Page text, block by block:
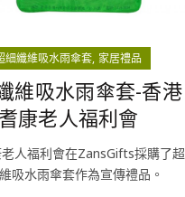
細纖維吸水雨傘套 家居禮品
維吸水雨傘套-香港
耆康老人福利會
人福利會在ZansGifts採購了超
吸水雨傘套作為宣傳禮品。